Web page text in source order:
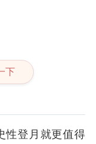
下
性登月就更值得